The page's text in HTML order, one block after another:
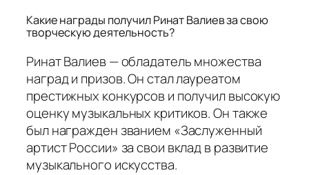
Какие награды получил Ринат Валиев за свою
творческую деятельность?
Ринат Валиев — обладатель множества
наград и призов. Он стал лауреатом
престижных конкурсов и получил высокую
оценку музыкальных критиков. Он также
был награжден званием «Заслуженный
артист России» за свои вклад в развитие
музыкального искусства.